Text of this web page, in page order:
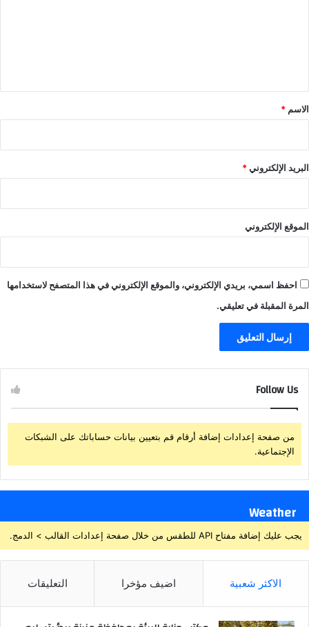
*
الاسم *
البريد الإلكتروني*
الموقع الإلكتروني
احفظ اسمي، بريدي الإلكتروني، والموقع الإلكتروني في هذا المتصفح لاستخدامها
المرة المقبلة في تعليقي.
Follow Us
من صفحة إعدادات إضافة أرقام قم بتعيين بيانات حساباتك على الشبكات
الإجتماعية.
Weather
يجب عليك إضافة مفتاح API للطقس من خلال صفحة إعدادات القالب > الدمج.
الاكثر شعبية اضيف مؤخرا التعليقات